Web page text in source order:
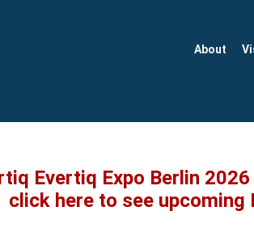
About
Evertiq Expo Berlin
click here to see upcoming